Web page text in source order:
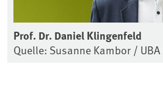
Prof. Dr. Daniel Klingenfeld
Quelle: Susanne Kambor / UBA